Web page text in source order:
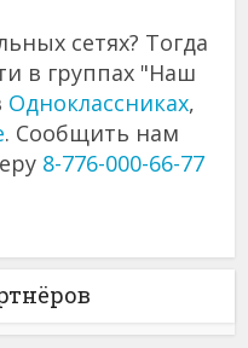
сетях? Тогда
в группах "Наш
Одноклассниках,
. Сообщить нам
8-776-000-66-77